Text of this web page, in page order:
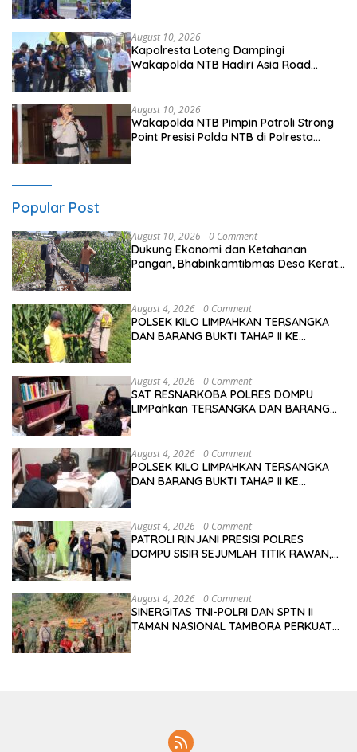
August 10, 2026
Kapolresta Loteng Dampingi
Wakapolda NTB Hadiri Asia Road
August 10, 2026
Wakapolda NTB Pimpin Patroli Strong
Point Presisi Polda NTB di Polresta
Popular Post
August 10, 2026 0 Comment
Dukung Ekonomi dan Ketahanan
Pangan, Bhabinkamtibmas Desa Kerato
August 4, 2026 0 Comment
POLSEK KILO LIMPAHKAN TERSANGKA
DAN BARANG BUKTI TAHAP II KE
August 4, 2026 0 Comment
SAT RESNARKOBA POLRES DOMPU
LIMPahkan TERSANGKA DAN BARANG
August 4, 2026 0 Comment
POLSEK KILO LIMPAHKAN TERSANGKA
DAN BARANG BUKTI TAHAP II KE
August 4, 2026 0 Comment
PATROLI RINJANI PRESISI POLRES
DOMPU SISIR SEJUMLAH TITIK RAWAN,
August 4, 2026 0 Comment
SINERGITAS TNI-POLRI DAN SPTN II
TAMAN NASIONAL TAMBORA PERKUAT